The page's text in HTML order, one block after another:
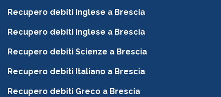
Recupero debiti Inglese a Brescia
Recupero debiti Inglese a Brescia
Recupero debiti Scienze a Brescia
Recupero debiti Italiano a Brescia
Recupero debiti Greco a Brescia